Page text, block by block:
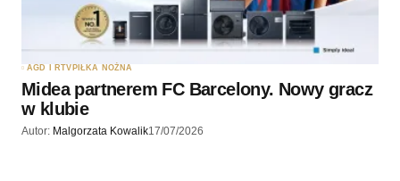
AGD I RTV PIŁKA NOŻNA
Midea partnerem FC Barcelony. Nowy gracz
w klubie
Autor: Malgorzata Kowalik17/07/2026